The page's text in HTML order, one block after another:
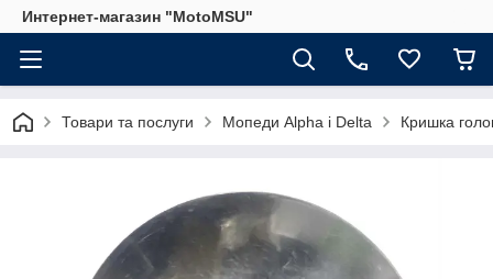
Интернет-магазин "MotoMSU"
Товари та послуги Мопеди Alpha і Delta Кришка